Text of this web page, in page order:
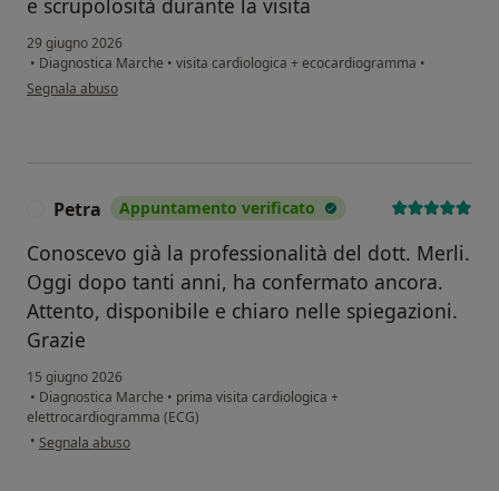
e scrupolosità durante la visita
29 giugno 2026
• Diagnostica Marche • visita cardiologica + ecocardiogramma •
secondo l'opinione dell'utente P.P.
Segnala abuso
Petra Appuntamento verificato
Conoscevo già la professionalità del dott. Merli.
Oggi dopo tanti anni, ha confermato ancora.
Attento, disponibile e chiaro nelle spiegazioni.
Grazie
15 giugno 2026
• Diagnostica Marche • prima visita cardiologica +
elettrocardiogramma (ECG)
• secondo l'opinione dell'utente Petra
Segnala abuso